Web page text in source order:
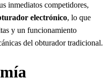
inmediatos competidores,
electrónico, lo que
y un funcionamiento
del obturador tradicional.